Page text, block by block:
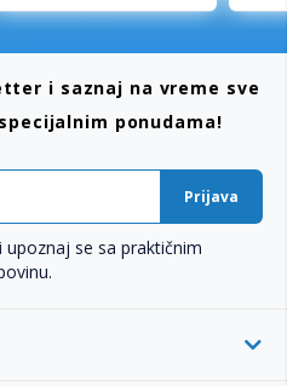
i saznaj na vreme sve
ponudama!
Prijava
i upoznaj se sa praktičnim